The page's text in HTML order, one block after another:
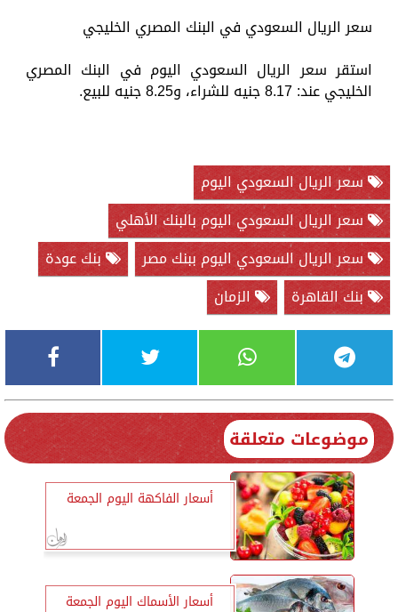
سعر الريال السعودي في البنك المصري الخليجي
استقر سعر الريال السعودي اليوم في البنك المصري
الخليجي عند: 8.17 جنيه للشراء، و8.25 جنيه للبيع.
سعر الريال السعودي اليوم
سعر الريال السعودي اليوم بالبنك الأهلي
سعر الريال السعودي اليوم ببنك مصر
بنك عودة
بنك القاهرة
الزمان
موضوعات متعلقة
أسعار الفاكهة اليوم الجمعة
أسعار الأسماك اليوم الجمعة